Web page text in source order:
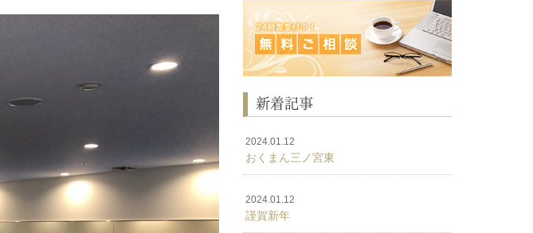
新着記事
2024.01.12
おくまん三ノ宮東
2024.01.12
謹賀新年